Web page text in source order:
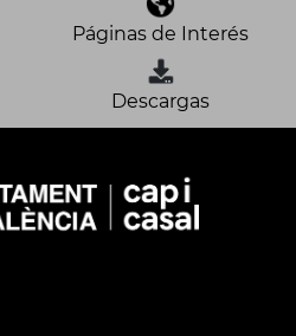
Páginas de Interés
Descargas